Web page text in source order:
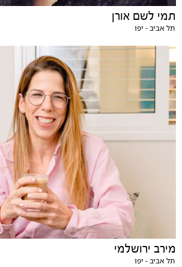
תמי לשם אורן
תל אביב - יפו
מירב ירושלמי
תל אביב - יפו